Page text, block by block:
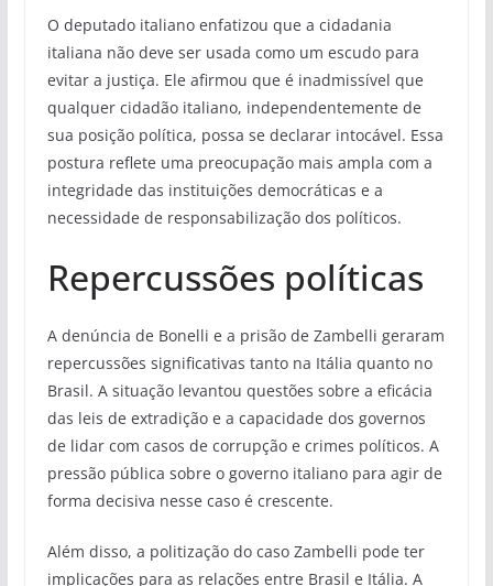
O deputado italiano enfatizou que a cidadania
italiana não deve ser usada como um escudo para
evitar a justiça. Ele afirmou que é inadmissível que
qualquer cidadão italiano, independentemente de
sua posição política, possa se declarar intocável. Essa
postura reflete uma preocupação mais ampla com a
integridade das instituições democráticas e a
necessidade de responsabilização dos políticos.
Repercussões políticas
A denúncia de Bonelli e a prisão de Zambelli geraram
repercussões significativas tanto na Itália quanto no
Brasil. A situação levantou questões sobre a eficácia
das leis de extradição e a capacidade dos governos
de lidar com casos de corrupção e crimes políticos. A
pressão pública sobre o governo italiano para agir de
forma decisiva nesse caso é crescente.
Além disso, a politização do caso Zambelli pode ter
implicações para as relações entre Brasil e Itália. A